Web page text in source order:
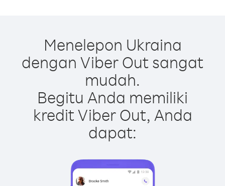
Menelepon Ukraina
dengan Viber Out sangat
mudah.
Begitu Anda memiliki
kredit Viber Out, Anda
dapat: